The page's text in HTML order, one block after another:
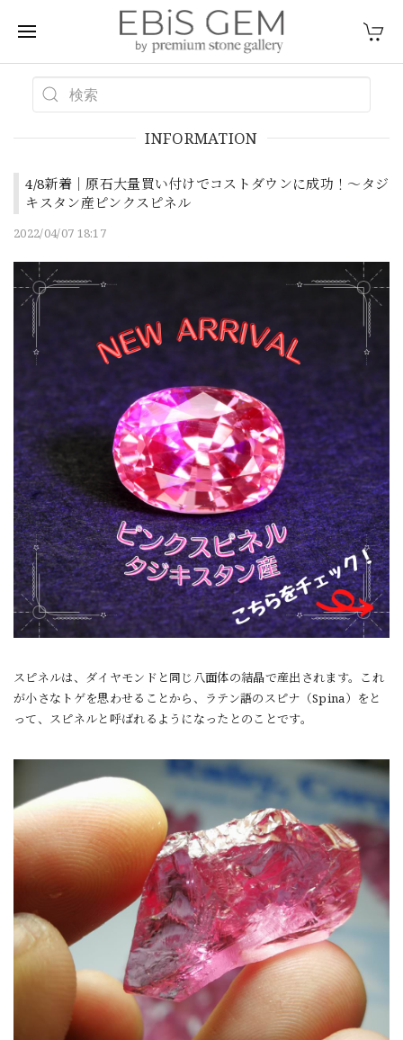
INFORMATION
4/8新着｜原石大量買い付けでコストダウンに成功！〜タジ
キスタン産ピンクスピネル
2022/04/07 18:17
スピネルは、ダイヤモンドと同じ八面体の結晶で産出されます。これ
が小さなトゲを思わせることから、ラテン語のスピナ（Spina）をと
って、スピネルと呼ばれるようになったとのことです。